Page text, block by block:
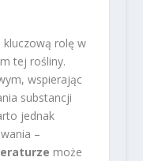
kluczową rolę w
tej rośliny.
wspierając
substancji
jednak
–
może